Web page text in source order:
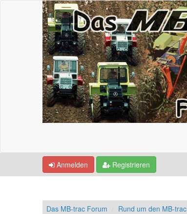
Anmelden Registrieren
Das MB-trac Forum Rund um den MB-trac